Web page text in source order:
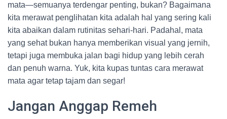
mata—semuanya terdengar penting, bukan? Bagaimana
kita merawat penglihatan kita adalah hal yang sering kali
kita abaikan dalam rutinitas sehari-hari. Padahal, mata
yang sehat bukan hanya memberikan visual yang jernih,
tetapi juga membuka jalan bagi hidup yang lebih cerah
dan penuh warna. Yuk, kita kupas tuntas cara merawat
mata agar tetap tajam dan segar!
Jangan Anggap Remeh